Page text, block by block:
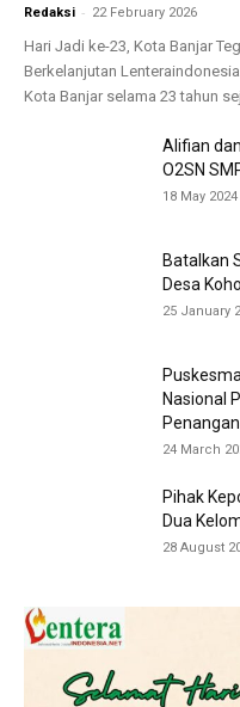
Redaksi - 22 February 2026
Hari Jadi ke-23, Kota Banjar
Berkelanjutan
Kota Banjar selama 23 tahun
Alifian
O2SN
18 May 2024
Batalkan
Desa
25 January
Nasional
24 March
Pihak
Dua
28 August